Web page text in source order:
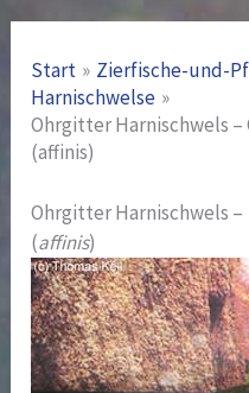
Start Zierfische-und-
Harnischwelse
Ohrgitter Harnischwels
(affinis)
Ohrgitter Harnischwels –
(affinis)